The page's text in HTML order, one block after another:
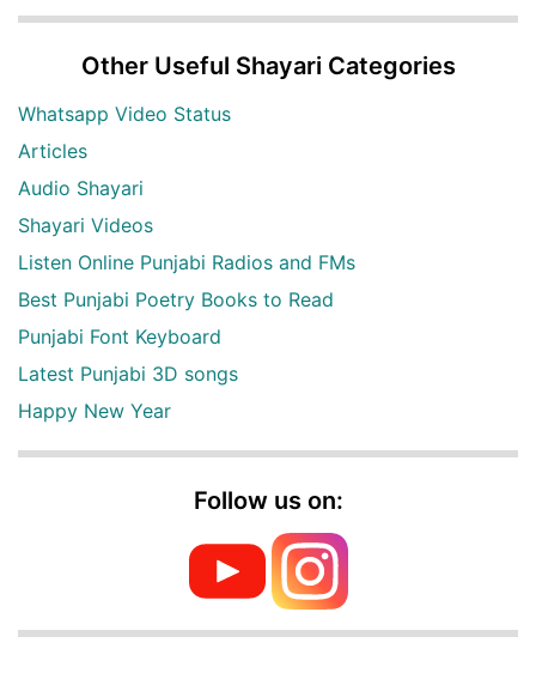
Other Useful Shayari Categories
Whatsapp Video Status
Articles
Audio Shayari
Shayari Videos
Listen Online Punjabi Radios and FMs
Best Punjabi Poetry Books to Read
Punjabi Font Keyboard
Latest Punjabi 3D songs
Happy New Year
Follow us on: